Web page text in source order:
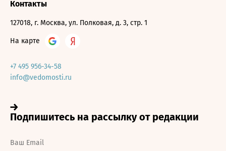
Контакты
127018, г. Москва, ул. Полковая, д. 3, стр. 1
На карте
+7 495 956-34-58
info@vedomosti.ru